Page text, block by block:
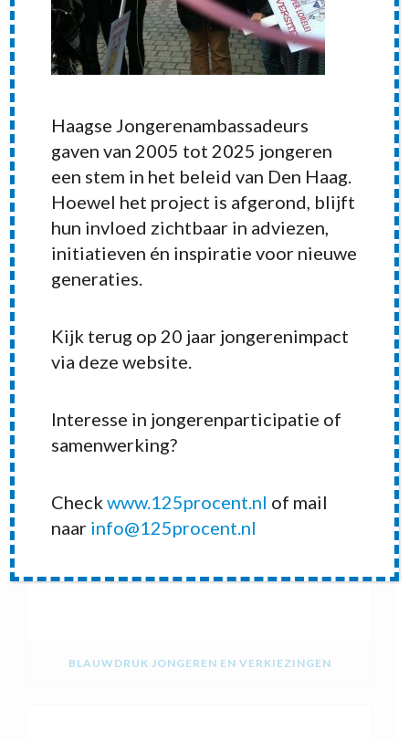
RECENT POSTS
BLAUWDRUK JONGEREN EN VERKIEZINGEN
Haagse Jongerenambassadeurs
gaven van 2005 tot 2025 jongeren
een stem in het beleid van Den Haag.
Hoewel het project is afgerond, blijft
hun invloed zichtbaar in adviezen,
initiatieven én inspiratie voor nieuwe
generaties.
Kijk terug op 20 jaar jongerenimpact
via deze website.
Interesse in jongerenparticipatie of
samenwerking?
Checkwww.125procent.nl of mail
naar info@125procent.nl